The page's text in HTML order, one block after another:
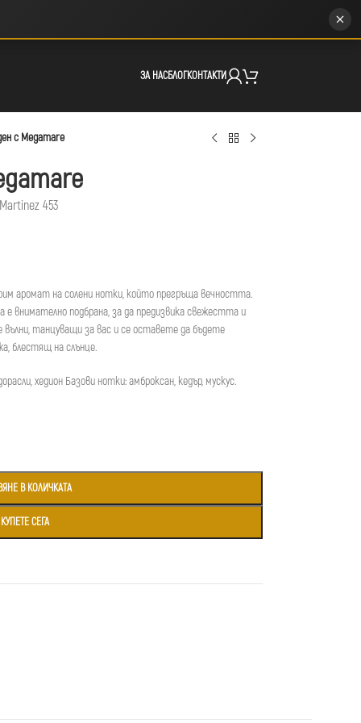
ЗА НАСБЛОГКОНТАКТИ
с Megamare
453
аромат на солени нотки, който прегръща вечността.
е внимателно подбрана, за да предизвика свежестта и
танцуващи за вас и се оставете да бъдете
блестящ на слънце.
хедион Базови нотки: амброксан, кедър, мускус.
В КОЛИЧКАТА
КУПЕТЕ СЕГА